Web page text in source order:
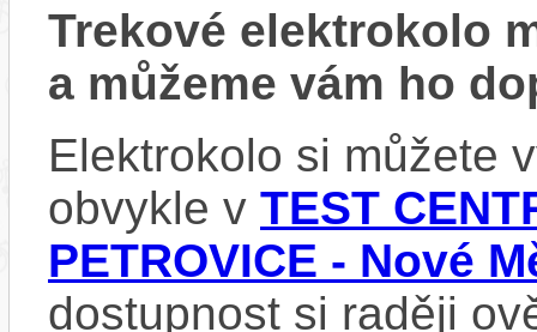
Trekové elektrokolo
a můžeme vám ho
Elektrokolo si můžete
obvykle v TEST
PETROVICE - Nové
dostupnost si raději